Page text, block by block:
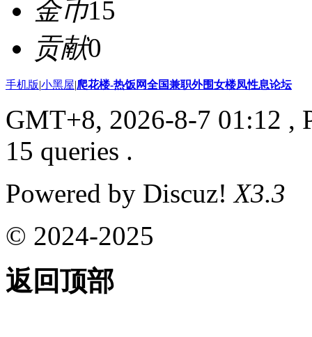
金币15
贡献0
手机版|小黑屋|爬花楼-热饭网全国兼职外围女楼凤性息论坛
GMT+8, 2026-8-7 01:12 ,
15 queries .
Powered by Discuz!X3.3
© 2024-2025
返回顶部